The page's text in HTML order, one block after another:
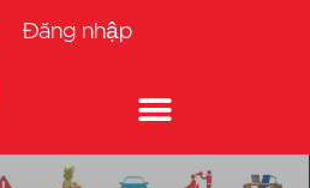
Đăng nhập